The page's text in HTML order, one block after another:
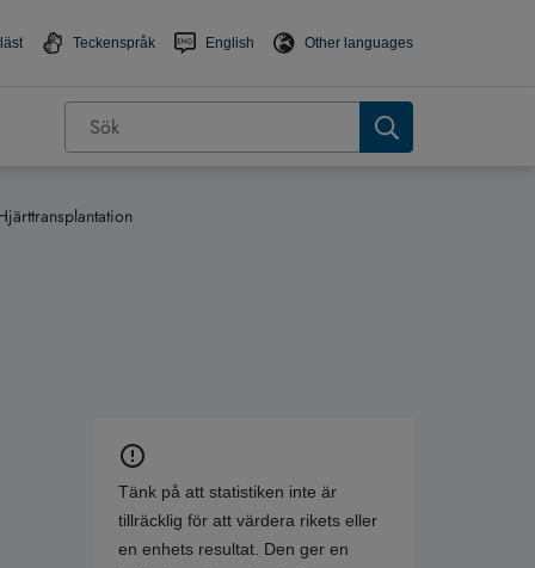
Teckenspråk English Other languages
Tänk på att statistiken inte är
tillräcklig för att värdera rikets eller
en enhets resultat. Den ger en